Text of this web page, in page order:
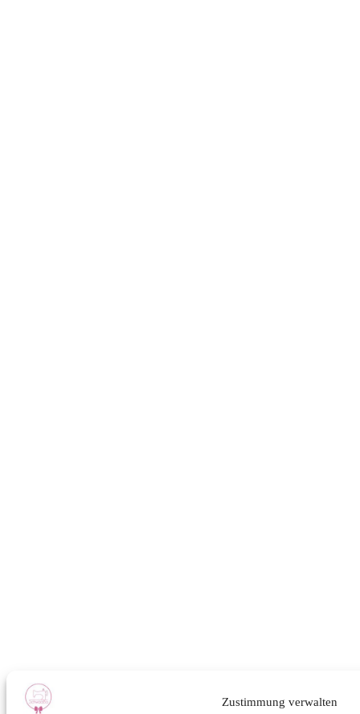
Zustimmung verwalten